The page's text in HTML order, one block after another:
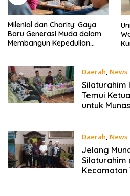
Milenial dan Charity: Gaya
Baru Generasi Muda dalam
Membangun Kepedulian
Daerah, News
Silaturahim
Temui
untuk
Daerah, News
Jelang
Silaturahim
Kecamatan